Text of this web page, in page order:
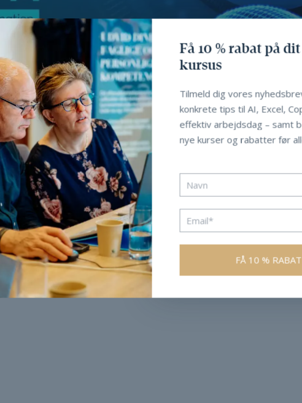
Få 10 % rabat på
kursus
Tilmeld dig vores
konkrete tips til AI, Excel,
effektiv arbejdsdag – samt
nye kurser og rabatter før